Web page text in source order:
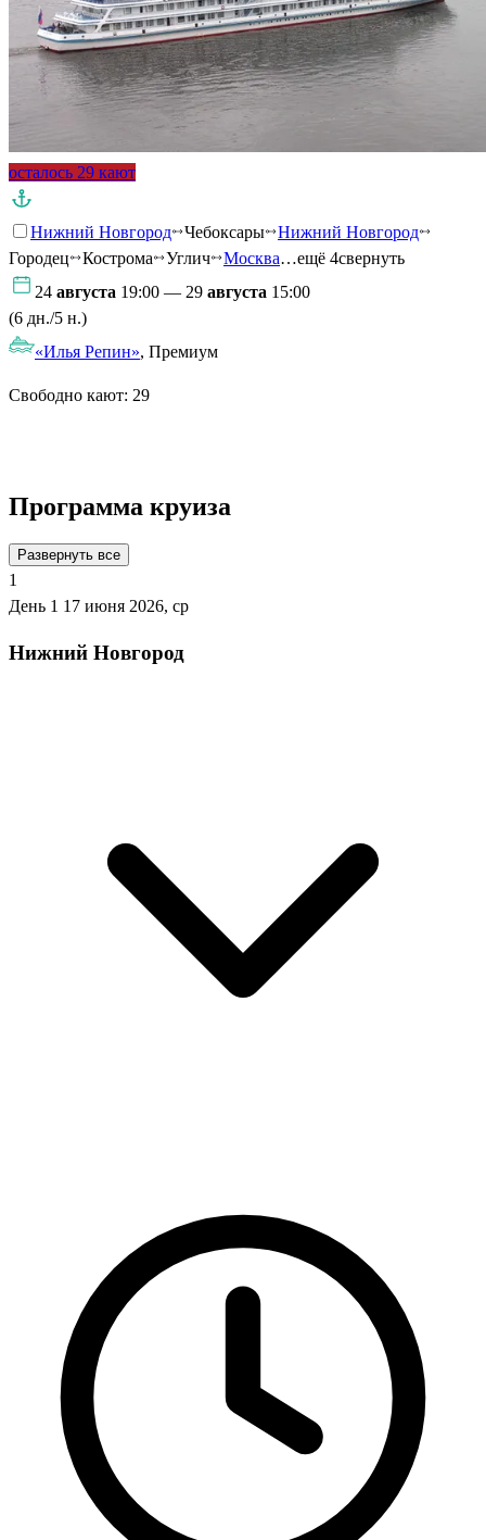
осталось 29 кают
Нижний Новгород Чебоксары
Нижний Новгород
Городец
Кострома Углич Москва…ещё 4свернуть
24 августа 19:00 — 29 августа 15:00
(6 дн./5 н.)
«Илья Репин», Премиум
Свободно кают: 29
Программа круиза
Развернуть все
1
День 1 17 июня 2026, ср
Нижний Новгород